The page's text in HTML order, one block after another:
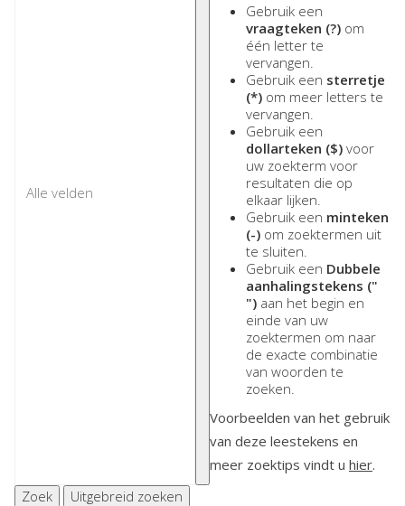
Gebruik een
vraagteken (?) om
één letter te
vervangen.
Gebruik een sterretje
(*) om meer letters te
vervangen.
Gebruik een
dollarteken ($) voor
uw zoekterm voor
resultaten die op
elkaar lijken.
Gebruik een minteken
(-) om zoektermen uit
te sluiten.
Gebruik een Dubbele
aanhalingstekens ("
") aan het begin en
einde van uw
zoektermen om naar
de exacte combinatie
van woorden te
zoeken.
Voorbeelden van het gebruik
van deze leestekens en
meer zoektips vindt u hier.
Zoek
Uitgebreid zoeken